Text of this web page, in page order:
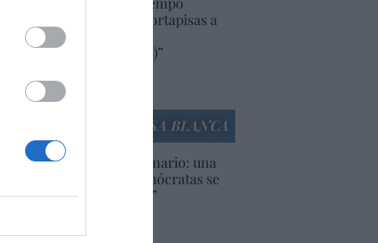
poniendo aranceles y cortapisas a
productos y compañías
americanas (y europeas)”
Artículos anteriores
LA CASA BLANCA
EEUU. Inquietante escenario: una
tercera parte de los demócratas se
define como “socialista”
Artículos anteriores